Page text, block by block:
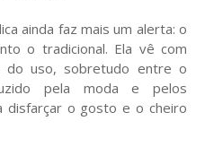
ainda faz mais um alerta: o
o tradicional. Ela vê com
do uso, sobretudo entre o
pela moda e pelos
disfarçar o gosto e o cheiro